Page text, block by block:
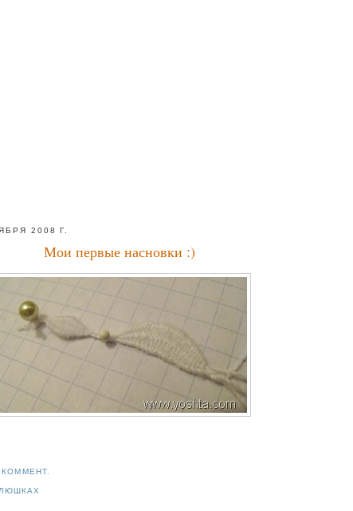
2008 Г.
Мои первые насновки :)
КОММЕНТ.